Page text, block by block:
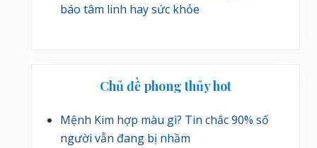
báo tâm linh hay sức khỏe
Chủ đề phong thủy hot
Mệnh Kim hợp màu gì? Tin chắc 90% số
người vẫn đang bị nhầm